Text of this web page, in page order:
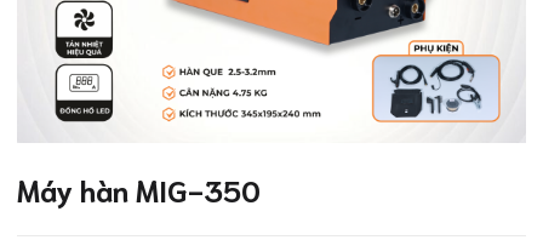
Máy hàn MIG-350